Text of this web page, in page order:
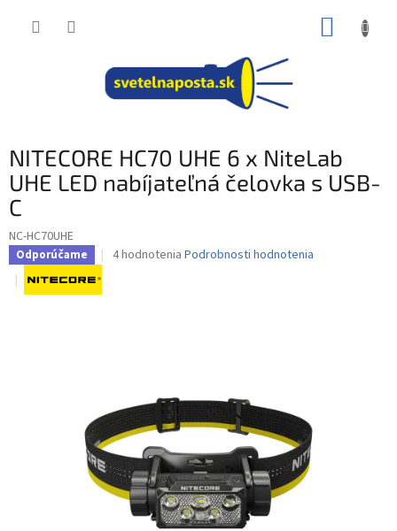
NITECORE HC70 UHE 6 x NiteLab
UHE LED nabíjateľná čelovka s USB-
C
NC-HC70UHE
Odporúčame
Priemerné
4 hodnotenia Podrobnosti hodnotenia